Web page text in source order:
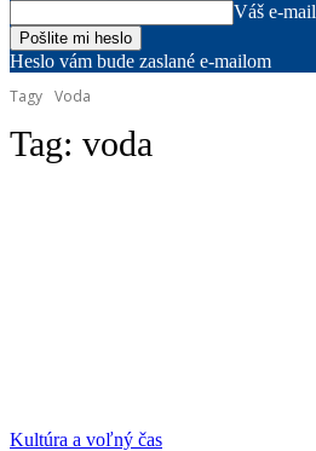
Váš e-mail
Heslo vám bude zaslané e-mailom
Tagy Voda
Tag: voda
Kultúra a voľný čas